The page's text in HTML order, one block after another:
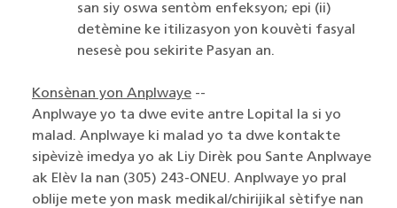
san siy oswa sentòm enfeksyon; epi (ii)
detèmine ke itilizasyon yon kouvèti fasyal
nesesè pou sekirite Pasyan an.
Konsènan yon Anplwaye --
Anplwaye yo ta dwe evite antre Lopital la si yo
malad. Anplwaye ki malad yo ta dwe kontakte
sipèvizè imedya yo ak Liy Dirèk pou Sante Anplwaye
ak Elèv la nan (305) 243-ONEU. Anplwaye yo pral
oblije mete yon mask medikal/chirijikal sètifye nan